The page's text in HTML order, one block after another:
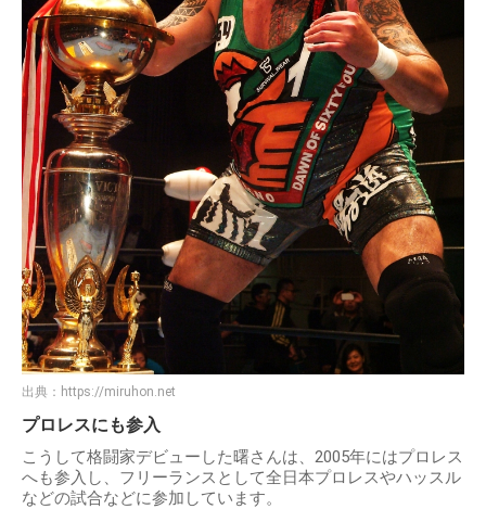
出典： https://miruhon.net
プロレスにも参入
こうして格闘家デビューした曙さんは、2005年にはプロレス
へも参入し、フリーランスとして全日本プロレスやハッスル
などの試合などに参加しています。